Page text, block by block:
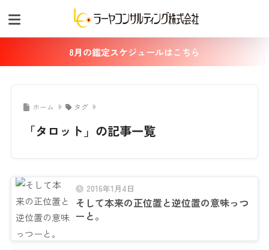
8月の鑑定スケジュールはこちら
ホーム タグ
「タロット」の記事一覧
2016年1月4日
そして本来の正位置と逆位置の意味っつ
ーと。